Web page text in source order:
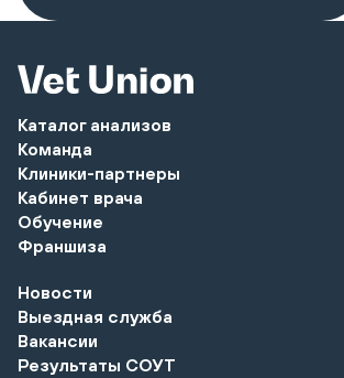
Каталог анализов
Команда
Клиники-партнеры
Кабинет врача
Обучение
Франшиза
Новости
Выездная служба
Вакансии
Результаты СОУТ